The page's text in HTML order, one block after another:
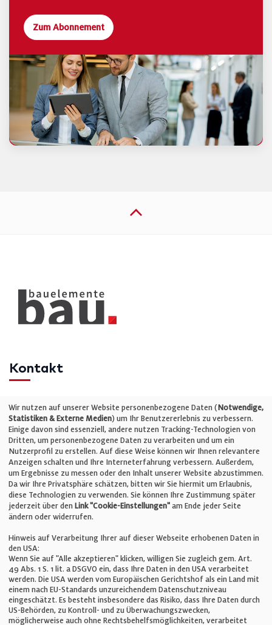
Zum Abonnement
Kontakt
Telefon: +49 (0)711 2585563-0
E-Mail:info@bauelemente-bau.eu
Unternehmen
Impressum
Cookie-Einstellungen
AGB
Wir nutzen auf unserer Website personenbezogene Daten (Notwendige,
Statistiken & Externe Medien) um Ihr Benutzererlebnis zu verbessern.
Einige davon sind essenziell, andere nutzen Tracking-Technologien von
Dritten, um personenbezogene Daten zu verarbeiten und um ein
Nutzerprofil zu erstellen. Auf diese Weise können wir Ihnen relevantere
Anzeigen schalten und Ihre Interneterfahrung verbessern. Außerdem,
um Ergebnisse zu messen oder den Inhalt unserer Website abzustimmen.
Da wir Ihre Privatsphäre schätzen, bitten wir Sie hiermit um Erlaubnis,
diese Technologien zu verwenden. Sie können Ihre Zustimmung später
jederzeit über den Link "Cookie-Einstellungen" am Ende jeder Seite
ändern oder widerrufen.
Hinweis auf Verarbeitung Ihrer auf dieser Webseite erhobenen Daten in
den USA:
Wenn Sie auf "Alle akzeptieren" klicken, willigen Sie zugleich gem. Art.
49 Abs. 1 S. 1 lit. a DSGVO ein, dass Ihre Daten in den USA verarbeitet
werden. Die USA werden vom Europäischen Gerichtshof als ein Land mit
einem nach EU-Standards unzureichendem Datenschutzniveau
eingeschätzt. Es besteht insbesondere das Risiko, dass Ihre Daten durch
US-Behörden, zu Kontroll- und zu Überwachungszwecken,
möglicherweise auch ohne Rechtsbehelfsmöglichkeiten, verarbeitet